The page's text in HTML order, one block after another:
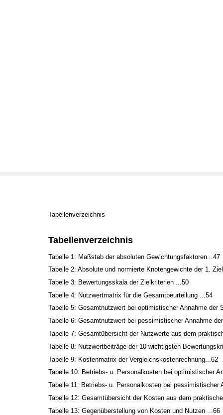
Tabellenverzeichnis
Tabellenverzeichnis
Tabelle 1: Maßstab der absoluten Gewichtungsfaktoren...47
Tabelle 2: Absolute und normierte Knotengewichte der 1.
Tabelle 3: Bewertungsskala der Zielkriterien ...50
Tabelle 4: Nutzwertmatrix für die Gesamtbeurteilung ...54
Tabelle 5: Gesamtnutzwert bei optimistischer Annahme der
Tabelle 6: Gesamtnutzwert bei pessimistischer Annahme
Tabelle 7: Gesamtübersicht der Nutzwerte aus dem
Tabelle 8: Nutzwertbeiträge der 10 wichtigsten
Tabelle 9: Kostenmatrix der Vergleichskostenrechnung...62
Tabelle 10: Betriebs- u. Personalkosten bei optimistischer
Tabelle 11: Betriebs- u. Personalkosten bei pessimistischer
Tabelle 12: Gesamtübersicht der Kosten aus dem
Tabelle 13: Gegenüberstellung von Kosten und Nutzen ...66